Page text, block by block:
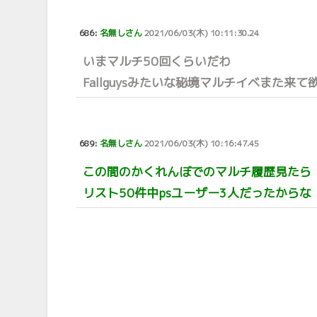
686:名無しさん2021/06/03(木) 10:11:30.24
いまマルチ50回くらいだわ
Fallguysみたいな秘境マルチイベまた来て
689:名無しさん2021/06/03(木) 10:16:47.45
この間のかくれんぼでのマルチ履歴見たら
リスト50件中psユーザー3人だったからな